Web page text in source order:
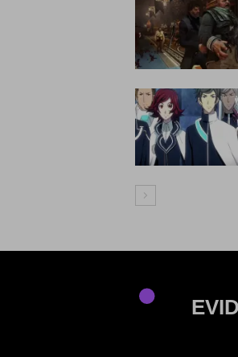
Articolo Successivo